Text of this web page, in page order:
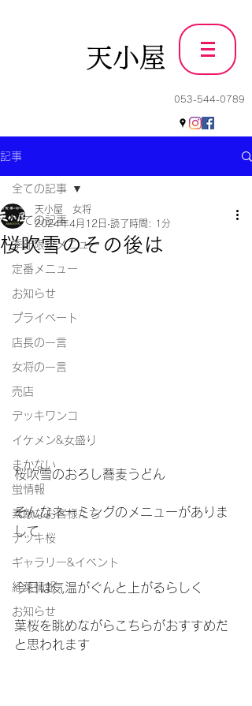
天小屋
053-544-0789
記事
全ての記事
季節限定メニュー
定番メニュー
お知らせ
プライベート
店長の一言
女将の一言
売店
デッキワンコ
イケメン&女盛り
まかない
蛍情報
素敵なお客様たち
デッキ桜
ギャラリー&イベント
紅葉情報
お知らせ
全ての記事
桜吹雪のその後は
天小屋 女将
2024年4月12日 読了時間: 1分
桜吹雪のおろし蕎麦うどん
そんなネーミングのメニューがありま
して
今日は気温がぐんと上がるらしく
葉桜を眺めながらこちらがおすすめだ
と思われます